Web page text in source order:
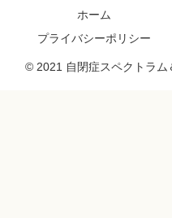
ホーム
プライバシーポリシー
© 2021 自閉症スペクトラム